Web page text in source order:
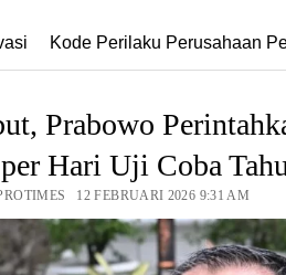
Kode Perilaku Perusahaan
Prabowo
Hari Uji Coba
12 FEBRUARI 2026 9:31 AM